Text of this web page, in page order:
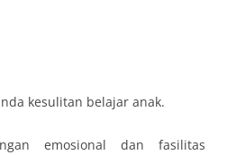
kesulitan belajar anak.
emosional dan fasilitas